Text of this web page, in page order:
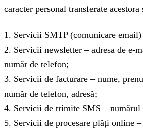
caracter personal transferate
1. Servicii SMTP (comunicare email)
2. Servicii newsletter – adresa de e-
număr de telefon;
3. Servicii de facturare – nume,
număr de telefon, adresă;
4. Servicii de trimite SMS – numărul
5. Servicii de procesare plăți online